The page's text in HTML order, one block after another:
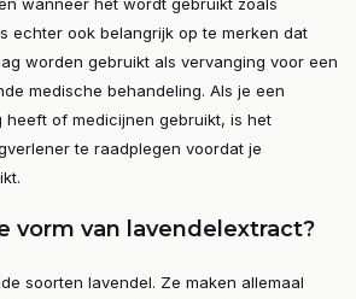
echter ook belangrijk op te merken dat
worden gebruikt als vervanging voor een
medische behandeling. Als je een
heeft of medicijnen gebruikt, is het
te raadplegen voordat je
vorm van lavendelextract?
soorten lavendel. Ze maken allemaal